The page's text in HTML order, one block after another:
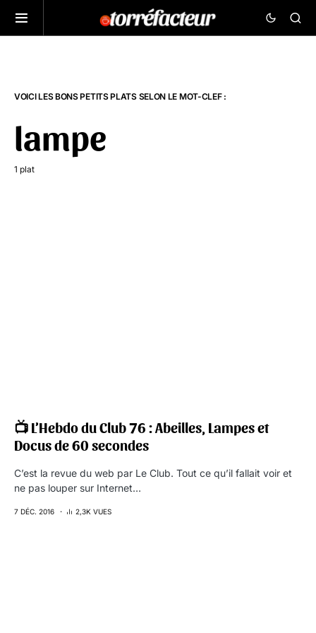
VOICI LES BONS PETITS PLATS SELON LE MOT-CLEF :
lampe
1 plat
📺 L’Hebdo du Club 76 : Abeilles, Lampes et
Docus de 60 secondes
C’est la revue du web par Le Club. Tout ce qu’il fallait voir et
ne pas louper sur Internet…
7 DÉC. 2016 2,3K VUES